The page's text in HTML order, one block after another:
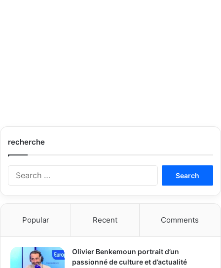
recherche
h
r
:
Popular Recent Comments
Olivier Benkemoun portrait d’un
passionné de culture et d’actualité